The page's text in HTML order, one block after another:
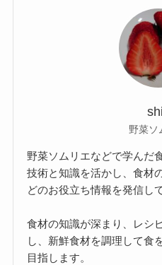
野菜ソ
野菜ソムリエなどで学んだ
技術と知識を活かし、食材
どのお役立ち情報を発信し
食材の知識が深まり、レシ
し、新鮮食材を調理して食
目指します。